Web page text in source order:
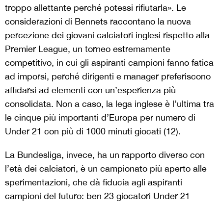
troppo allettante perché potessi rifiutarla». Le
considerazioni di Bennets raccontano la nuova
percezione dei giovani calciatori inglesi rispetto alla
Premier League, un torneo estremamente
competitivo, in cui gli aspiranti campioni fanno fatica
ad imporsi, perché dirigenti e manager preferiscono
affidarsi ad elementi con un’esperienza più
consolidata. Non a caso, la lega inglese è l’ultima tra
le cinque più importanti d’Europa per numero di
Under 21 con più di 1000 minuti giocati (12).
La Bundesliga, invece, ha un rapporto diverso con
l’età dei calciatori, è un campionato più aperto alle
sperimentazioni, che dà fiducia agli aspiranti
campioni del futuro: ben 23 giocatori Under 21